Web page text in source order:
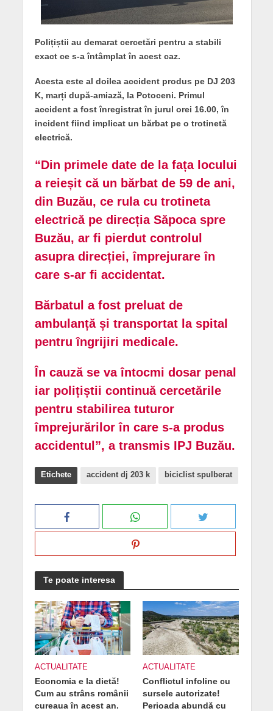
Polițiștii au demarat cercetări pentru a stabili
exact ce s-a întâmplat în acest caz.
Acesta este al doilea accident produs pe DJ 203
K, marți după-amiază, la Potoceni. Primul
accident a fost înregistrat în jurul orei 16.00, în
incident fiind implicat un bărbat pe o trotinetă
electrică.
“Din primele date de la fața locului
a reieșit că un bărbat de 59 de ani,
din Buzău, ce rula cu trotineta
electrică pe direcția Săpoca spre
Buzău, ar fi pierdut controlul
asupra direcției, împrejurare în
care s-ar fi accidentat.
Bărbatul a fost preluat de
ambulanță și transportat la spital
pentru îngrijiri medicale.
În cauză se va întocmi dosar penal
iar polițiștii continuă cercetările
pentru stabilirea tuturor
împrejurărilor în care s-a produs
accidentul”, a transmis IPJ Buzău.
Etichete accident dj 203 k biciclist spulberat
Te poate interesa
ACTUALITATE
Economia e la dietă!
Cum au strâns românii
cureaua în acest an.
ACTUALITATE
Conflictul infoline cu
sursele autorizate!
Perioada abundă cu